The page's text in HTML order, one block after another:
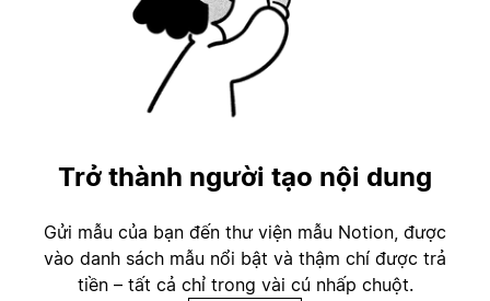
Trở thành người tạo nội dung
Gửi mẫu của bạn đến thư viện mẫu Notion, được
vào danh sách mẫu nổi bật và thậm chí được trả
tiền – tất cả chỉ trong vài cú nhấp chuột.